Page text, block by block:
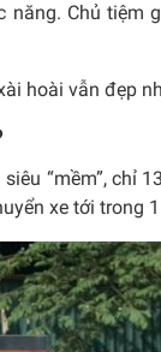
năng. Chủ tiệm
hoài vẫn đẹp
“mềm”, chỉ
xe tới trong